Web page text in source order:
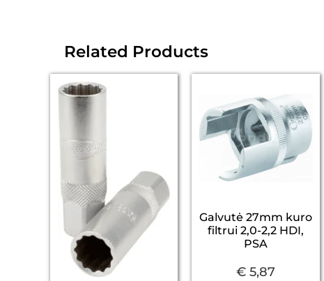
Related Products
Galvutė 27mm kuro
filtrui 2,0-2,2 HDI,
PSA
€5,87